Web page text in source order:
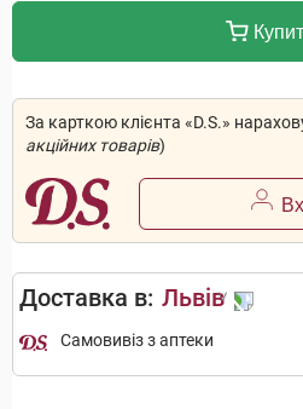
За карткою клієнта «D.S.»
акційних товарів)
Доставка в: Львів
Самовивіз з аптеки